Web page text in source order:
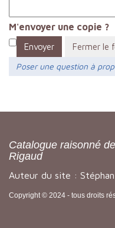
M'envoyer une copie ?
Envoyer
Fermer le
Poser une question à
Catalogue raisonné
Rigaud
Auteur du site :
Copyright © 2024 - tous droits